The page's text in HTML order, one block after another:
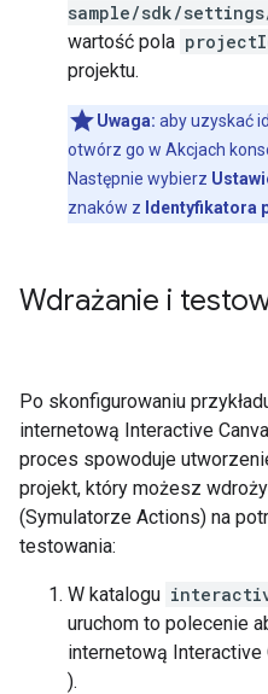
sample/sdk/
wartość pola
projektu.
Uwaga: aby uzyskać
otwórz go w Akcjach
Następnie wybierz
znaków z Identyfikatora
Wdrażanie i
Po skonfigurowaniu
internetową Interactive
proces spowoduje
projekt, który możesz
(Symulatorze Actions) na
testowania:
W katalogu
uruchom to polecenie
internetową Interactive
).